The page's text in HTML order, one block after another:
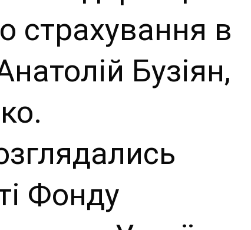
страхування в
Бузіян,
Фонду